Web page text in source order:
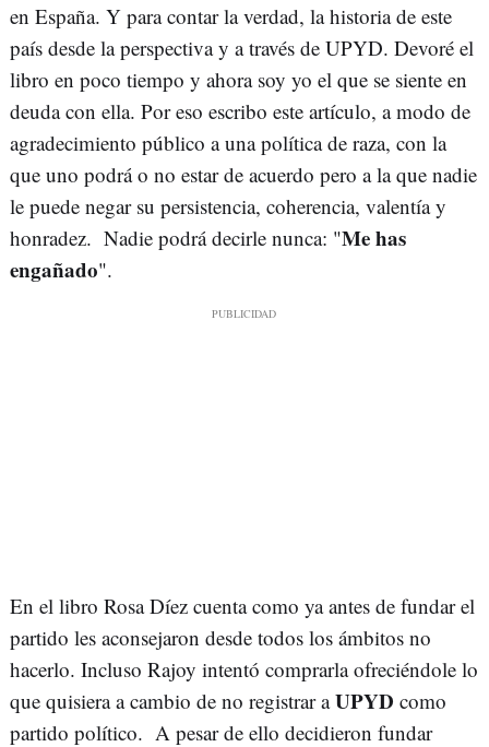
en España. Y para contar la verdad, la historia de este
país desde la perspectiva y a través de UPYD. Devoré el
libro en poco tiempo y ahora soy yo el que se siente en
deuda con ella. Por eso escribo este artículo, a modo de
agradecimiento público a una política de raza, con la
que uno podrá o no estar de acuerdo pero a la que nadie
le puede negar su persistencia, coherencia, valentía y
honradez. Nadie podrá decirle nunca: "Me has
engañado".
En el libro Rosa Díez cuenta como ya antes de fundar el
partido les aconsejaron desde todos los ámbitos no
hacerlo. Incluso Rajoy intentó comprarla ofreciéndole lo
que quisiera a cambio de no registrar aUPYD como
partido político. A pesar de ello decidieron fundar